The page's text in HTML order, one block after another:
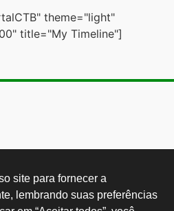
theme="light"
title="My Timeline"]
3874-0040
site para fornecer a
lembrando suas preferências